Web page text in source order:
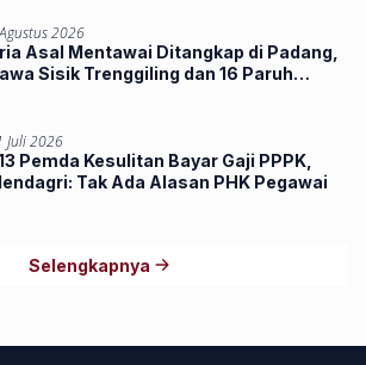
2026
Asal Mentawai Ditangkap di Padang,
Sisik Trenggiling dan 16 Paruh
Juli 2026
Pemda Kesulitan Bayar Gaji PPPK,
Tak Ada Alasan PHK Pegawai
Selengkapnya